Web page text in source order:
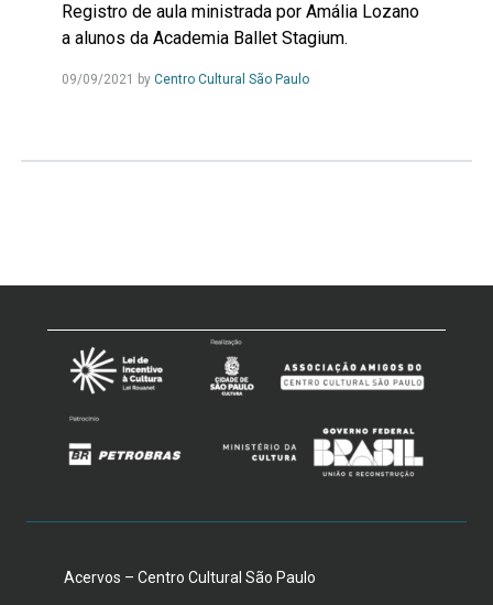
Registro de aula ministrada por Amália Lozano
a alunos da Academia Ballet Stagium.
09/09/2021 by Centro Cultural São Paulo
Acervos – Centro Cultural São Paulo